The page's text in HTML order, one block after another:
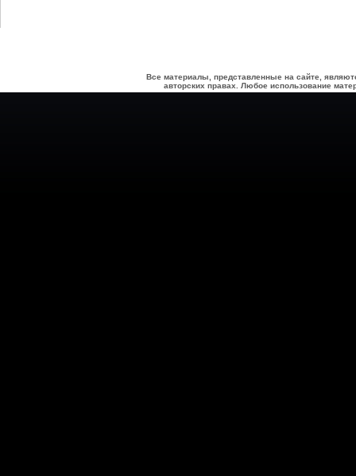
Все материалы, представленные на сайте,
авторских правах. Любое использование